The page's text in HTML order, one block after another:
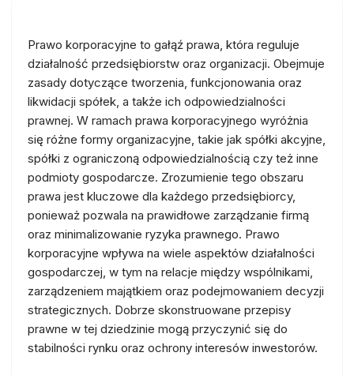
Prawo korporacyjne to gałąź prawa, która reguluje
działalność przedsiębiorstw oraz organizacji. Obejmuje
zasady dotyczące tworzenia, funkcjonowania oraz
likwidacji spółek, a także ich odpowiedzialności
prawnej. W ramach prawa korporacyjnego wyróżnia
się różne formy organizacyjne, takie jak spółki akcyjne,
spółki z ograniczoną odpowiedzialnością czy też inne
podmioty gospodarcze. Zrozumienie tego obszaru
prawa jest kluczowe dla każdego przedsiębiorcy,
ponieważ pozwala na prawidłowe zarządzanie firmą
oraz minimalizowanie ryzyka prawnego. Prawo
korporacyjne wpływa na wiele aspektów działalności
gospodarczej, w tym na relacje między wspólnikami,
zarządzeniem majątkiem oraz podejmowaniem decyzji
strategicznych. Dobrze skonstruowane przepisy
prawne w tej dziedzinie mogą przyczynić się do
stabilności rynku oraz ochrony interesów inwestorów.